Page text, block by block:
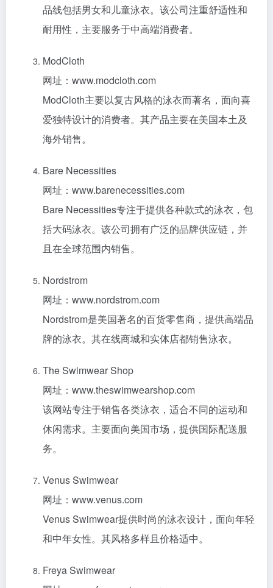
品线包括男女和儿童泳衣。该公司注重舒适性和
耐用性，主要服务于中高端消费者。
ModCloth
网址：www.modcloth.com
ModCloth主要以复古风格的泳衣而著名，面向喜
爱独特设计的消费者。其产品主要在美国本土及
海外销售。
Bare Necessities
网址：www.barenecessities.com
Bare Necessities专注于提供各种款式的泳衣，包
括大码泳衣。该公司拥有广泛的品牌供应链，并
且在全球范围内销售。
Nordstrom
网址：www.nordstrom.com
Nordstrom是美国著名的百货零售商，提供高端品
牌的泳衣。其在线商城和实体店都销售泳衣。
The Swimwear Shop
网址：www.theswimwearshop.com
该网站专注于销售各类泳衣，适合不同的运动和
休闲需求。主要面向美国市场，提供国际配送服
务。
Venus Swimwear
网址：www.venus.com
Venus Swimwear提供时尚的泳衣设计，面向年轻
和中年女性。其风格多样且价格适中。
Freya Swimwear